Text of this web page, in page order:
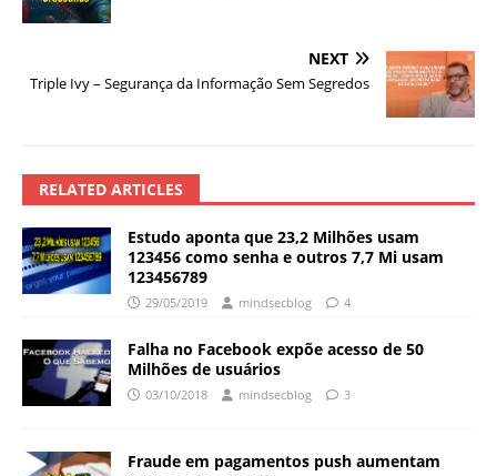
NEXT
Triple Ivy – Segurança da Informação Sem Segredos
RELATED ARTICLES
Estudo aponta que 23,2 Milhões usam
123456 como senha e outros 7,7 Mi usam
123456789
29/05/2019 mindsecblog 4
Falha no Facebook expõe acesso de 50
Milhões de usuários
03/10/2018 mindsecblog 3
Fraude em pagamentos push aumentam